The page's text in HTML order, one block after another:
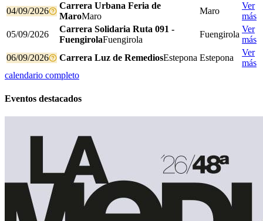
04/09/2026
Carrera Urbana Feria de
MaroMaro
Maro
Ver
más
05/09/2026
Carrera Solidaria Ruta 091 -
FuengirolaFuengirola
Fuengirola
Ver
más
06/09/2026
Carrera Luz de RemediosEstepona Estepona
Ver
más
calendario completo
Eventos destacados